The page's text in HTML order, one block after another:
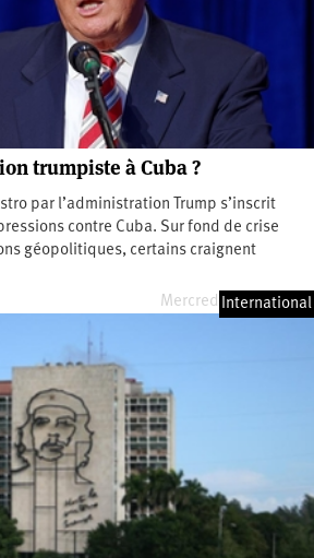
trumpiste à Cuba ?
par l’administration Trump s’inscrit
contre Cuba. Sur fond de crise
géopolitiques, certains craignent
Mercredi 27 mai 2026
International